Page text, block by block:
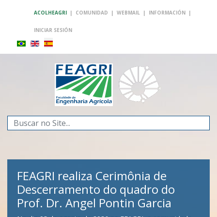
ACOLHEAGRI | COMUNIDAD | WEBMAIL | INFORMACIÓN |
INICIAR SESIÓN
Buscar...
FEAGRI realiza Cerimônia de
Descerramento do quadro do
Prof. Dr. Angel Pontin Garcia
FEAGRI